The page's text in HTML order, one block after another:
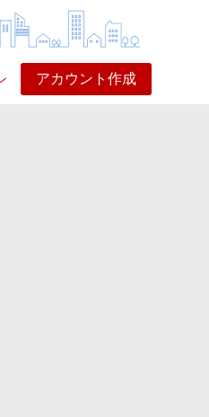
アカウント作成